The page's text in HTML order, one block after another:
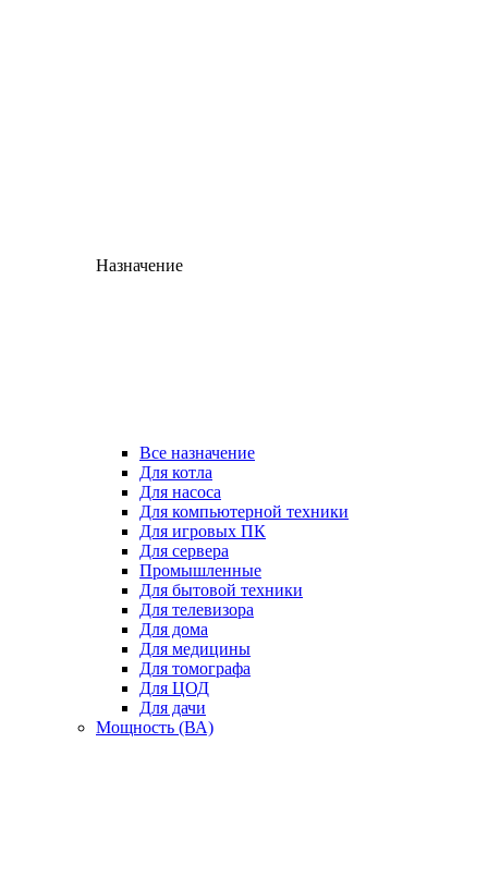
Назначение
Все назначение
Для котла
Для насоса
Для компьютерной техники
Для игровых ПК
Для сервера
Промышленные
Для бытовой техники
Для телевизора
Для дома
Для медицины
Для томографа
Для ЦОД
Для дачи
Мощность (ВА)